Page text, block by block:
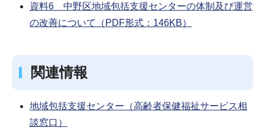
資料6 中野区地域包括支援センターの体制及び運営
の改善について（PDF形式：146KB）
関連情報
地域包括支援センター（高齢者保健福祉サービス相
談窓口）